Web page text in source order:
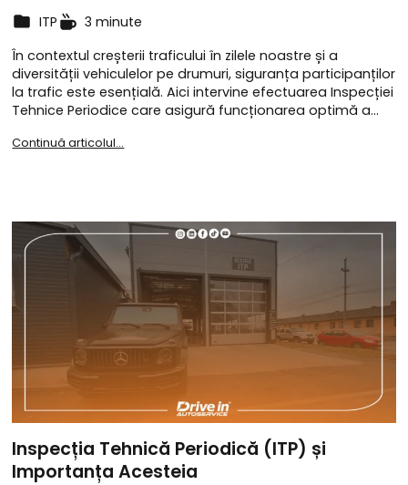
ITP
3 minute
În contextul creșterii traficului în zilele noastre și a
diversității vehiculelor pe drumuri, siguranța participanților
la trafic este esențială. Aici intervine efectuarea Inspecției
Tehnice Periodice care asigură funcționarea optimă a…
Continuă articolul...
Inspecția Tehnică Periodică (ITP) și
Importanța Acesteia